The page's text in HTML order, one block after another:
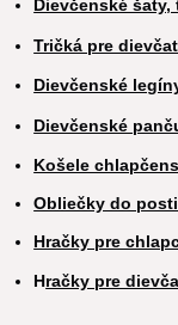
Dievčenské
Tričká pre
Dievčenské
Dievčenské
Košele
Obliečky do
Hračky pre
Hračky pre